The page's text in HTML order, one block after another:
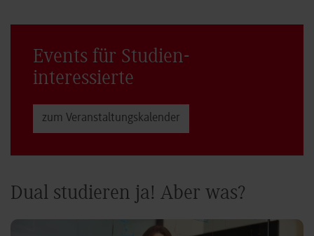
Events für Studien­
interessierte
zum Veranstaltungs­kalender
Dual studieren ja! Aber was?